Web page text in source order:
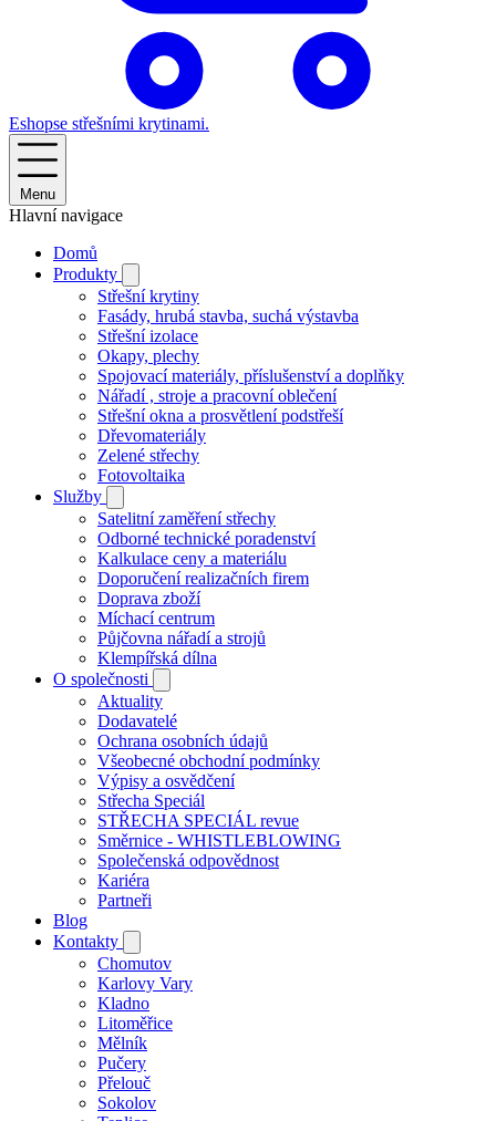
Eshopse střešními krytinami.
Menu
Hlavní navigace
Domů
Produkty
Střešní krytiny
Fasády, hrubá stavba, suchá výstavba
Střešní izolace
Okapy, plechy
Spojovací materiály, příslušenství a doplňky
Nářadí , stroje a pracovní oblečení
Střešní okna a prosvětlení podstřeší
Dřevomateriály
Zelené střechy
Fotovoltaika
Služby
Satelitní zaměření střechy
Odborné technické poradenství
Kalkulace ceny a materiálu
Doporučení realizačních firem
Doprava zboží
Míchací centrum
Půjčovna nářadí a strojů
Klempířská dílna
O společnosti
Aktuality
Dodavatelé
Ochrana osobních údajů
Všeobecné obchodní podmínky
Výpisy a osvědčení
Střecha Speciál
STŘECHA SPECIÁL revue
Směrnice - WHISTLEBLOWING
Společenská odpovědnost
Kariéra
Partneři
Blog
Kontakty
Chomutov
Karlovy Vary
Kladno
Litoměřice
Mělník
Pučery
Přelouč
Sokolov